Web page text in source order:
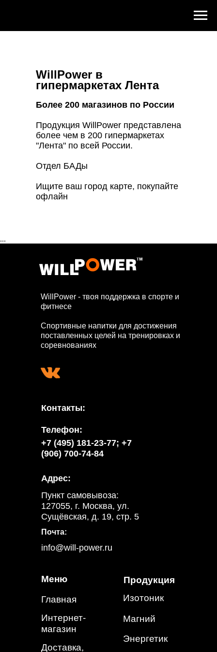
WillPower в
гипермаркетах Лента
Продукция WillPower представлена
более чем в 200 гипермаркетах
"Лента" по всей России.
Отдел БАДы
Ищите ваш город карте, покупайте
офлайн
Более 200 магазинов по России
...
WillPower - твоя поддержка в спорте и
фитнесе
Спортивные напитки для достижения
поставленных целей на тренировках и
соревнованиях
Меню
Главная
Интернет-
магазин
Доставка,
Продукция
Изотоник
Магний
Энергетик
Контакты:
Телефон:
+7 (495) 181-23-77; +7
(906) 700-74-84
Пункт самовывоза:
127055, г. Москва, ул.
Сущёвская, д. 19, стр. 5
Адрес:
Почта:
info@will-power.ru